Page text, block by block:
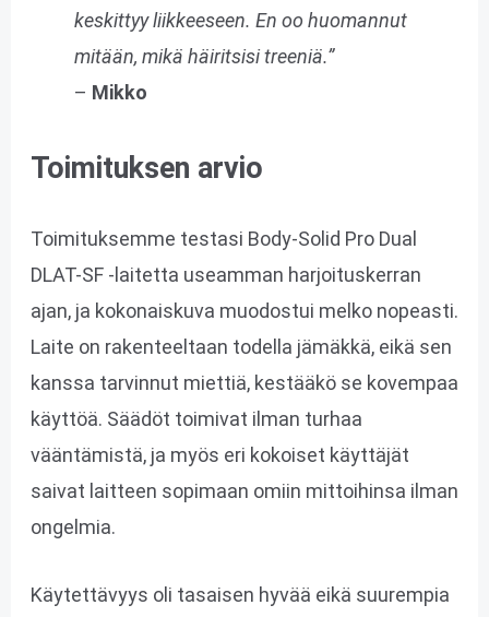
keskittyy liikkeeseen. En oo huomannut
mitään, mikä häiritsisi treeniä.”
– Mikko
Toimituksen arvio
Toimituksemme testasi Body-Solid Pro Dual
DLAT-SF -laitetta useamman harjoituskerran
ajan, ja kokonaiskuva muodostui melko nopeasti.
Laite on rakenteeltaan todella jämäkkä, eikä sen
kanssa tarvinnut miettiä, kestääkö se kovempaa
käyttöä. Säädöt toimivat ilman turhaa
vääntämistä, ja myös eri kokoiset käyttäjät
saivat laitteen sopimaan omiin mittoihinsa ilman
ongelmia.
Käytettävyys oli tasaisen hyvää eikä suurempia